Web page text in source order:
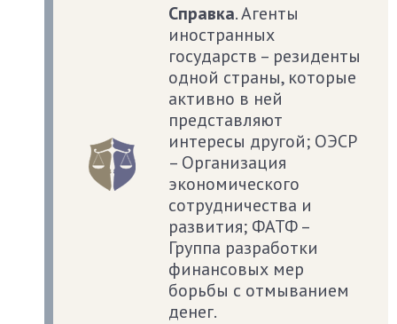
Справка. Агенты
иностранных
государств – резиденты
одной страны, которые
активно в ней
представляют
интересы другой; ОЭСР
– Организация
экономического
сотрудничества и
развития; ФАТФ –
Группа разработки
финансовых мер
борьбы с отмыванием
денег.